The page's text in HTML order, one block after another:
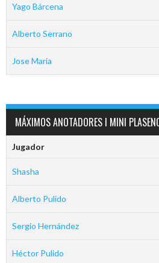
Yago Bárcena
Alberto Serrano
Jose Maria
MÁXIMOS ANOTADORES I MINI
Jugador
Shasha
Alberto Pulido
Sergio Hernández
Héctor Pulido